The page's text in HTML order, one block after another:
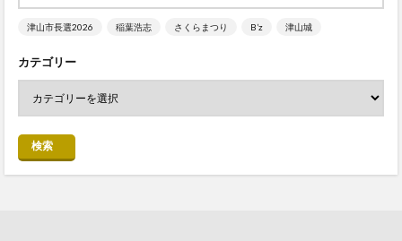
津山市長選2026 稲葉浩志 さくらまつり B’z 津山城
カテゴリー
検索